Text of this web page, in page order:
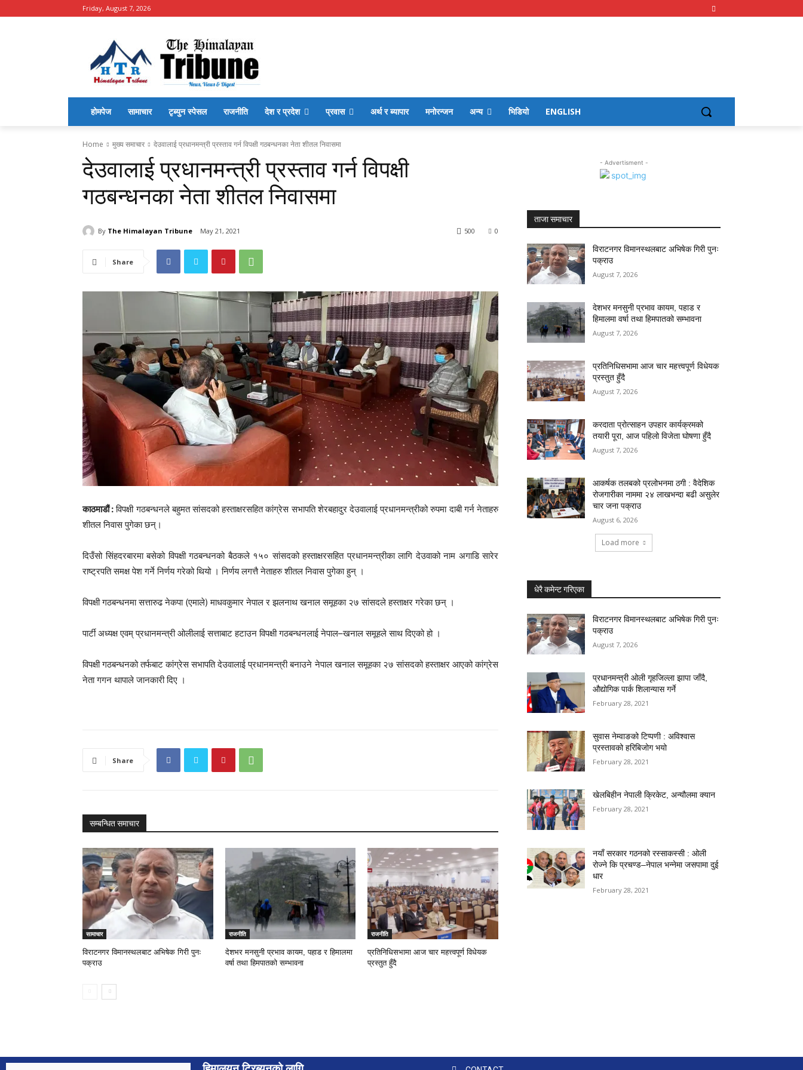
Friday, August 7, 2026
होमपेज सामाचार टृब्युन स्पेसल राजनीति देश र प्रदेश प्रवास अर्थ र ब्यापार मनोरन्जन अन्य भिडियो ENGLISH
Home मुख्य समाचार देउवालाई प्रधानमन्त्री प्रस्ताव गर्न विपक्षी गठबन्धनका नेता शीतल निवासमा
देउवालाई प्रधानमन्त्री प्रस्ताव गर्न विपक्षी
गठबन्धनका नेता शीतल निवासमा
By The Himalayan Tribune May 21, 2021 0
500
Share
काठमाडौं :विपक्षी गठबन्धनले बहुमत सांसदको हस्ताक्षरसहित कांग्रेस सभापति शेरबहादुर देउवालाई प्रधानमन्त्रीको रुपमा दाबी गर्न नेताहरु
शीतल निवास पुगेका छन्।
दिउँसो सिंहदरबारमा बसेको विपक्षी गठबन्धनको बैठकले १५० सांसदको हस्ताक्षरसहित प्रधानमन्त्रीका लागि देउवाको नाम अगाडि सारेर
राष्ट्रपति समक्ष पेश गर्ने निर्णय गरेको थियो । निर्णय लगत्तै नेताहरु शीतल निवास पुगेका हुन् ।
विपक्षी गठबन्धनमा सत्तारुढ नेकपा (एमाले) माधवकुमार नेपाल र झलनाथ खनाल समूहका २७ सांसदले हस्ताक्षर गरेका छन् ।
पार्टी अध्यक्ष एवम् प्रधानमन्त्री ओलीलाई सत्ताबाट हटाउन विपक्षी गठबन्धनलाई नेपाल–खनाल समूहले साथ दिएको हो ।
विपक्षी गठबन्धनको तर्फबाट कांग्रेस सभापति देउवालाई प्रधानमन्त्री बनाउने नेपाल खनाल समूहका २७ सांसदको हस्ताक्षर आएको कांग्रेस
नेता गगन थापाले जानकारी दिए ।
Share
सम्बन्धित समाचार
सामाचार
विराटनगर विमानस्थलबाट अभिषेक गिरी पुनः
पक्राउ
राजनीति
देशभर मनसुनी प्रभाव कायम, पहाड र हिमालमा
वर्षा तथा हिमपातको सम्भावना
राजनीति
प्रतिनिधिसभामा आज चार महत्त्वपूर्ण विधेयक
प्रस्तुत हुँदै
- Advertisment -
ताजा समाचार
विराटनगर विमानस्थलबाट अभिषेक गिरी पुनः
पक्राउ
August 7, 2026
देशभर मनसुनी प्रभाव कायम, पहाड र
हिमालमा वर्षा तथा हिमपातको सम्भावना
August 7, 2026
प्रतिनिधिसभामा आज चार महत्त्वपूर्ण विधेयक
प्रस्तुत हुँदै
August 7, 2026
करदाता प्रोत्साहन उपहार कार्यक्रमको
तयारी पूरा, आज पहिलो विजेता घोषणा हुँदै
August 7, 2026
आकर्षक तलबको प्रलोभनमा ठगी : वैदेशिक
रोजगारीका नाममा २४ लाखभन्दा बढी असुलेर
चार जना पक्राउ
August 6, 2026
Load more
धेरै कमेन्ट गरिएका
विराटनगर विमानस्थलबाट अभिषेक गिरी पुनः
पक्राउ
August 7, 2026
प्रधानमन्त्री ओली गृहजिल्ला झापा जाँदै,
औद्योगिक पार्क शिलान्यास गर्ने
February 28, 2021
सुवास नेम्वाङको टिप्पणी : अविश्वास
प्रस्तावको हरिबिजोग भयो
February 28, 2021
खेलबिहीन नेपाली क्रिकेट, अन्यौलमा क्यान
February 28, 2021
नयाँ सरकार गठनको रस्साकस्सी : ओली
रोज्ने कि प्रचण्ड–नेपाल भन्नेमा जसपामा दुई
धार
February 28, 2021